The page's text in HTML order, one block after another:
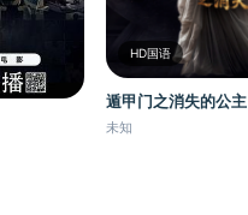
HD国语
遁甲门之消失的公主​
未知